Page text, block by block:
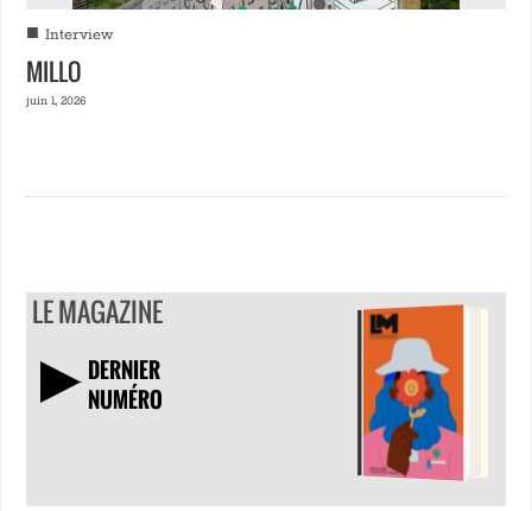
■ Interview
MILLO
juin 1, 2026
LE MAGAZINE
DERNIER
NUMÉRO
TÉLÉCHARGER